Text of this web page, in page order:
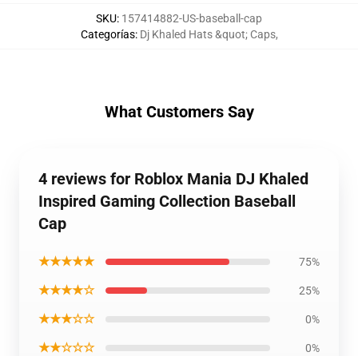
SKU: 157414882-US-baseball-cap
Categorías: Dj Khaled Hats &quot; Caps,
What Customers Say
4 reviews for Roblox Mania DJ Khaled
Inspired Gaming Collection Baseball
Cap
★★★★★ 75%
★★★★☆ 25%
★★★☆☆ 0%
★★☆☆☆ 0%